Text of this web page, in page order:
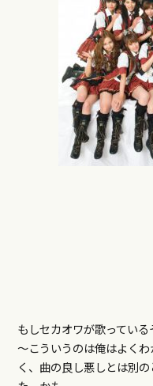
もしセカオワが歌ってい
～こういうのは俺はよく
く、曲の良し悪しとは別